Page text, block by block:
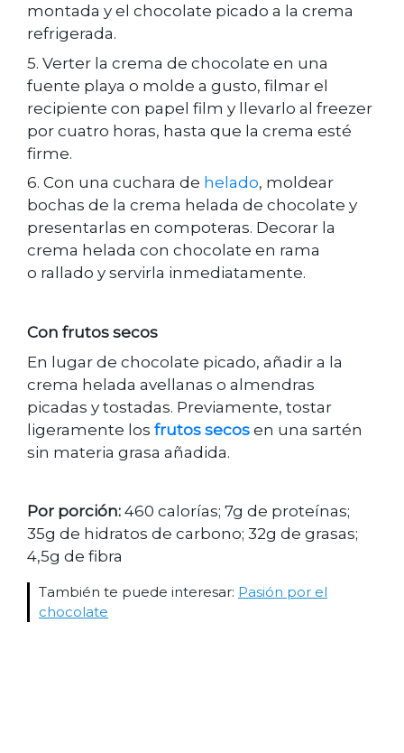
montada y el chocolate picado a la crema
refrigerada.
5. Verter la crema de chocolate en una
fuente playa o molde a gusto, filmar el
recipiente con papel film y llevarlo al freezer
por cuatro horas, hasta que la crema esté
firme.
6. Con una cuchara de helado, moldear
bochas de la crema helada de chocolate y
presentarlas en compoteras. Decorar la
crema helada con chocolate en rama
o rallado y servirla inmediatamente.
Con frutos secos
En lugar de chocolate picado, añadir a la
crema helada avellanas o almendras
picadas y tostadas. Previamente, tostar
ligeramente los frutos secos en una sartén
sin materia grasa añadida.
Por porción: 460 calorías; 7g de proteínas;
35g de hidratos de carbono; 32g de grasas;
4,5g de fibra
También te puede interesar: Pasión por el
chocolate